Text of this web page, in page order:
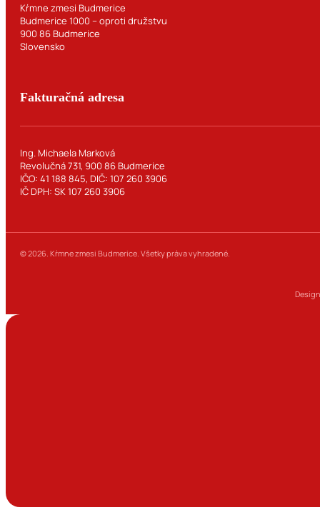
Kŕmne zmesi Budmerice
Budmerice 1000 – oproti družstvu
900 86 Budmerice
Slovensko
Fakturačná adresa
Ing. Michaela Marková
Revolučná 731, 900 86 Budmerice
IČO: 41 188 845, DIČ: 107 260 3906
IČ DPH: SK 107 260 3906
© 2026. Kŕmne zmesi Budmerice. Všetky práva vyhradené.